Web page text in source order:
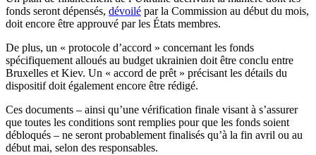
fonds seront dépensés, dévoilé par la Commission au début du mois,
doit encore être approuvé par les États membres.
De plus, un « protocole d’accord » concernant les fonds
spécifiquement alloués au budget ukrainien doit être conclu entre
Bruxelles et Kiev. Un « accord de prêt » précisant les détails du
dispositif doit également encore être rédigé.
Ces documents – ainsi qu’une vérification finale visant à s’assurer
que toutes les conditions sont remplies pour que les fonds soient
débloqués – ne seront probablement finalisés qu’à la fin avril ou au
début mai, selon des responsables.